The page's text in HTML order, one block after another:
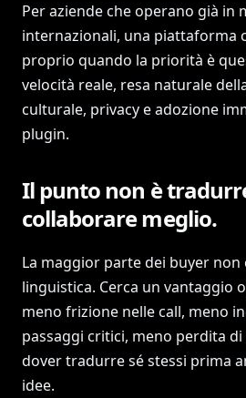
Per aziende che operano già in
internazionali, una piattaforma
proprio quando la priorità è
velocità reale, resa naturale
culturale, privacy e adozione
plugin.
Il punto non è
collaborare meglio.
La maggior parte dei buyer
linguistica. Cerca un vantaggio
meno frizione nelle call, meno
passaggi critici, meno perdita
dover tradurre sé stessi prima
idee.